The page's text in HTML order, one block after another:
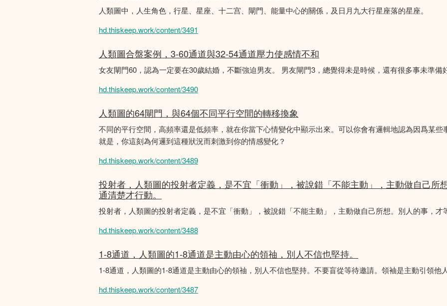
人類圖中，人生角色，行星、星座、十二宫、閘門、能量中心的關係，及日月九大行星座落的星座。
hd.thiskeep.work/content/3491
人類圖合盤案例，3-60通道與32-54通道壓力使感情不和
女友閘門60，認為一定要在30歲結婚，不斷強迫男友。 男友閘門3，總覺得未是時候，還有很多事未準備
hd.thiskeep.work/content/3490
人類圖的64閘門，與64個不同平行空間的轉移換象
不同的平行空間，高頻率還是低頻率，就在你當下心情變化中顯示出來。可以你會有邏輯地認為因爲某
就是，你這刻為何邏到這種狀況而刺激到你的情感變化？
hd.thiskeep.work/content/3489
投射者，人類圖的投射者定義，是不宜「衝動」，被說錯「不能主動」，主動做自己所
通清楚才行動。
投射者，人類圖的投射者定義，是不宜「衝動」，被說錯「不能主動」，主動做自己所想。別人的事，才
hd.thiskeep.work/content/3488
1-8通道，人類圖的1-8通道是主動由心的領䄂，別人不信也堅持。
1-8通道，人類圖的1-8通道是主動由心的領䄂，別人不信也堅持。不要盲從等待邀請。領袖是主動引領他人
hd.thiskeep.work/content/3487